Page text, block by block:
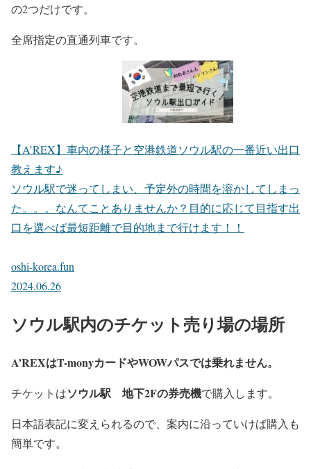
の2つだけです。
全席指定の直通列車です。
【A’REX】車内の様子と空港鉄道ソウル駅の一番近い出口
教えます♪
ソウル駅で迷ってしまい、予定外の時間を溶かしてしまっ
た。。。なんてことありませんか？目的に応じて目指す出
口を選べば最短距離で目的地まで行けます！！
oshi-korea.fun
2024.06.26
ソウル駅内のチケット売り場の場所
A’REXはT-monyカードやWOWパスでは乗れません。
チケットはソウル駅 地下2Fの券売機で購入します。
日本語表記に変えられるので、案内に沿っていけば購入も
簡単です。